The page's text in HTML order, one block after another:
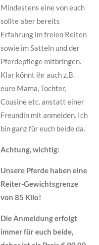
Mindestens eine von euch
sollte aber bereits
Erfahrung im freien Reiten
sowie im Satteln und der
Pferdepflege mitbringen.
Klar könnt ihr auch z.B.
eure Mama, Tochter,
Cousine etc. anstatt einer
Freundin mit anmelden. Ich
bin ganz für euch beide da.
Achtung, wichtig:
Unsere Pferde haben eine
Reiter-Gewichtsgrenze
von 85 Kilo!
Die Anmeldung erfolgt
immer für euch beide,